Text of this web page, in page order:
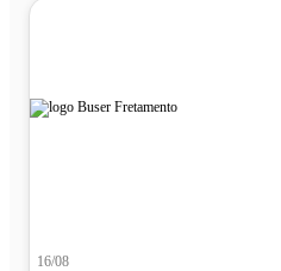
16/08